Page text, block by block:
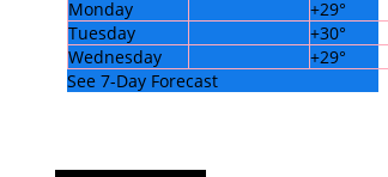
Monday
+29°
Tuesday
+30°
Wednesday
+29°
See 7-Day Forecast